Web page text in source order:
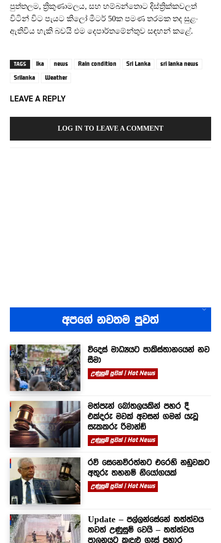
පුත්තලම, ත්‍රිකුණාමලය, සහ හම්බන්තොට දිස්ත්‍රික්කවලත්
විටින් විට පැයට කිලෝ මීටර් 50ක පමණ තරමක තද සුළං
ඇතිවිය හැකි බවයි එම දෙපාර්තමේන්තුව සඳහන් කළේ.
TAGS lka news Rain condition Sri Lanka
sri lanka news
Srilanka
Weather
LEAVE A REPLY
LOG IN TO LEAVE A COMMENT
අපගේ නවතම පුවත්
විදෙස් මාධ්‍යයට පාකිස්තානයෙන් නව
සීමා
උණුසුම් පුවත් | Hot News
මත්පැන් බෝතලයකින් පහර දී
එක්දරු මවක් අවසන් ගමන් යැවූ
සැකකරු රිමාන්ඩ්
උණුසුම් පුවත් | Hot News
රවි සෙනෙවිරත්නට එරෙහි නඩුවකට
අතුරු තහනම් නියෝගයක්
උණුසුම් පුවත් | Hot News
Update – පල්ලන්සේනේ තත්ත්වය
තවත් උණුසුම් වෙයි – තත්ත්වය
පාලනයට කඳුළු ගෑස් ප්‍රහාර